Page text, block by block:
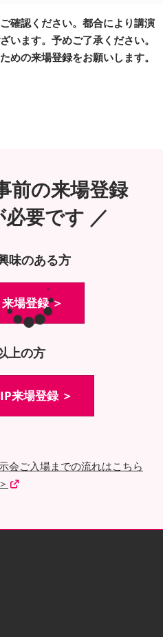
確認ください。都合により講演
います。予めご了承ください。
めの来場登録をお願いします。
前の来場登録
必要です ／
味のある方
来場登録 ＞
上の方
来場登録 ＞
会ご入場までの流れはこちら
＞